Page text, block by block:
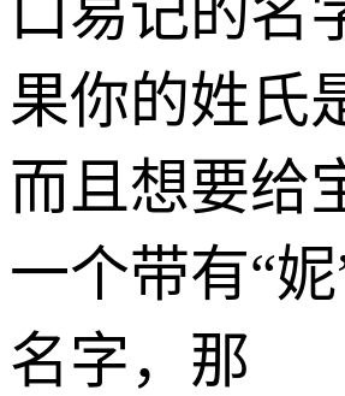
口易记的名
果你的姓氏
而且想要给
一个带有“
名字，那